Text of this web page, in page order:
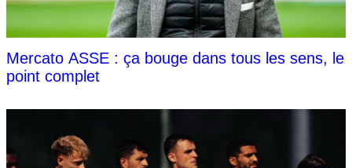
Mercato ASSE : ça bouge dans tous les sens, le
point complet